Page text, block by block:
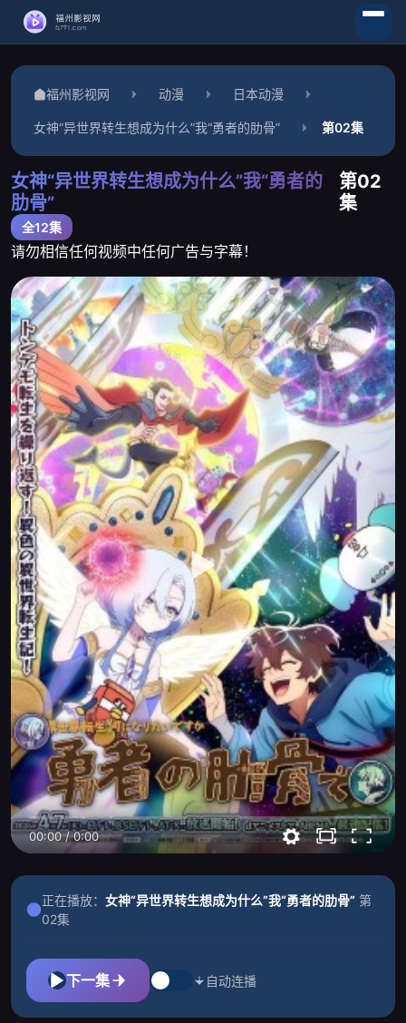
福州影视网 动漫 日本动漫
女神“异世界转生想成为什么”我“勇者的肋骨” 第02集
女神“异世界转生想成为什么”我“勇者的
肋骨”
第02
集
全12集
请勿相信任何视频中任何广告与字幕！
00:00/0:00
正在播放： 女神“异世界转生想成为什么”我“勇者的肋骨” 第
02集
下一集 自动连播